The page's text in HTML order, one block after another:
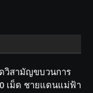
วิสามัญขบวนการ
เม็ด ชายแดนแม่ฟ้า